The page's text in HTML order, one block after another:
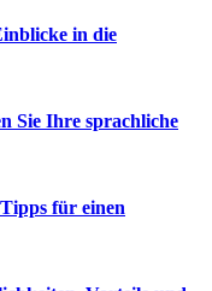
in die
Sie Ihre sprachliche
für einen